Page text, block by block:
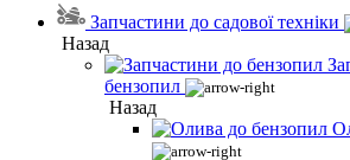
Запчастини до садової техніки
Назад
бензопил
Назад